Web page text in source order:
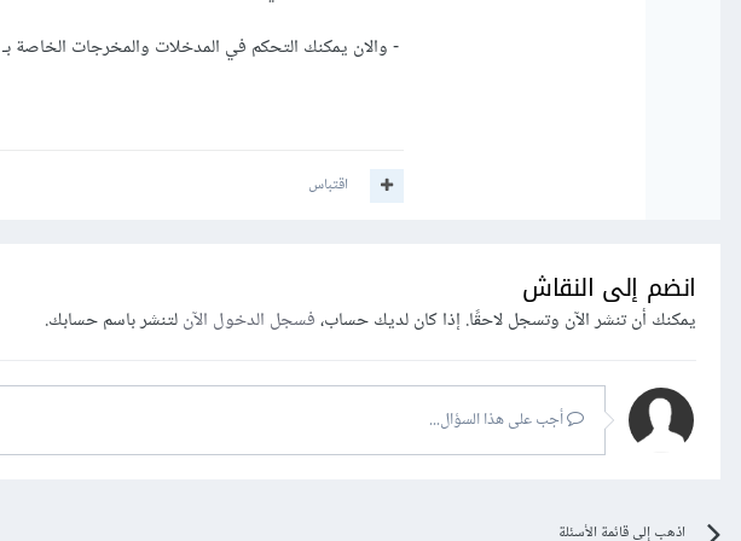
- والان يمكنك التحكم في المدخلات والمخرجات الخاصة بـ Arduino.
اقتباس
انضم إلى النقاش
يمكنك أن تنشر الآن وتسجل لاحقًا. إذا كان لديك حساب،فسجل الدخول الآنلتنشر باسم حسابك.
أجب على هذا السؤال...
اذهب إلى قائمة الأسئلة